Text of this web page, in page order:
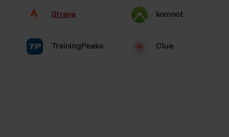
Strava komoot
TrainingPeaks Clue